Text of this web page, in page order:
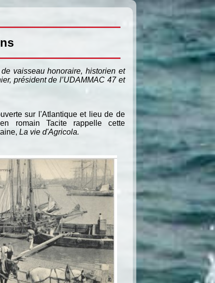
vaisseau honoraire, historien et
président de l’UDAMMAC 47 et
sur l'Atlantique et lieu de de
romain Tacite rappelle cette
La vie d'Agricola.